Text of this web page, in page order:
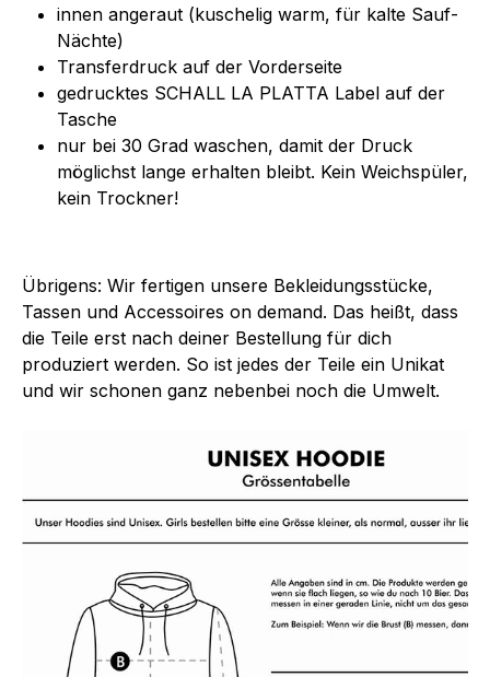
innen angeraut (kuschelig warm, für kalte Sauf-
Nächte)
Transferdruck auf der Vorderseite
gedrucktes SCHALL LA PLATTA Label auf der
Tasche
nur bei 30 Grad waschen, damit der Druck
möglichst lange erhalten bleibt. Kein Weichspüler,
kein Trockner!
Übrigens: Wir fertigen unsere Bekleidungsstücke,
Tassen und Accessoires on demand. Das heißt, dass
die Teile erst nach deiner Bestellung für dich
produziert werden. So ist jedes der Teile ein Unikat
und wir schonen ganz nebenbei noch die Umwelt.